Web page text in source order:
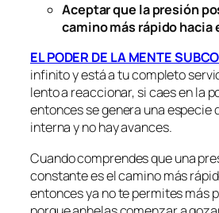
Aceptar que la presión
camino más rápido hacia
EL PODER DE LA MENTE
infinito y está a tu completo
lento a reaccionar, si caes en la
entonces se genera una especie
interna y no hay avances.
Cuando comprendes que una
constante es el camino más
entonces ya no te permites más